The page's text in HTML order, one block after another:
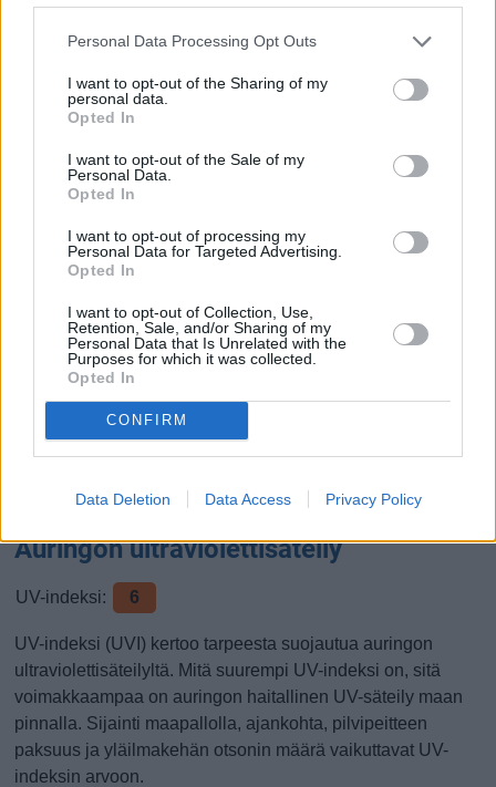
Personal Data Processing Opt Outs
I want to opt-out of the Sharing of my
personal data.
Opted In
I want to opt-out of the Sale of my
Personal Data.
Opted In
I want to opt-out of processing my
Personal Data for Targeted Advertising.
Opted In
I want to opt-out of Collection, Use,
Retention, Sale, and/or Sharing of my
Personal Data that Is Unrelated with the
Purposes for which it was collected.
Opted In
CONFIRM
Data Deletion Data Access Privacy Policy
0 mm
10.8. 11.8. 12.8. 14.8.
Parhaat matkustusajat
Milloin Pozzuoliin kannattaa säiden puolesta matkustaa?
keskimäärin (alkaen lämpimimmästä) ovat olleet elokuu,
heinäkuu, kesäkuu ja syyskuu. Näiden kuukausien aikana
asteen välillä vuorokauden keskilämpötilan ollessa 25
astetta.
Aiempina vuosina kylmimmät neljä kuukautta (alkaen
kylmimmästä) ovat olleet tammikuu, helmikuu, joulukuu ja
vuorokauden keskilämpötilan ollessa 11 astetta.
Auringon ultraviolettisäteily
UV-indeksi: 6
UV-indeksi (UVI) kertoo tarpeesta suojautua auringon
ultraviolettisäteilyltä. Mitä suurempi UV-indeksi on, sitä
voimakkaampaa on auringon haitallinen UV-säteily maan
pinnalla. Sijainti maapallolla, ajankohta, pilvipeitteen
paksuus ja yläilmakehän otsonin määrä vaikuttavat UV-
indeksin arvoon.